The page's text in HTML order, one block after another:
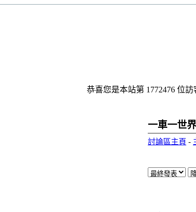
恭喜您是本站第 1772476 位訪
一車一世界
討論區主頁 -